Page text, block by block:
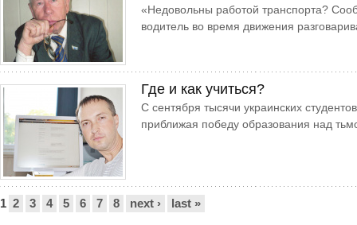
«Недовольны работой транспорта?
водитель во время движения
Где и как учиться?
С сентября тысячи украинских
приближая победу образования над
Сторінки
1 2 3 4 5 6 7 8 next › last »